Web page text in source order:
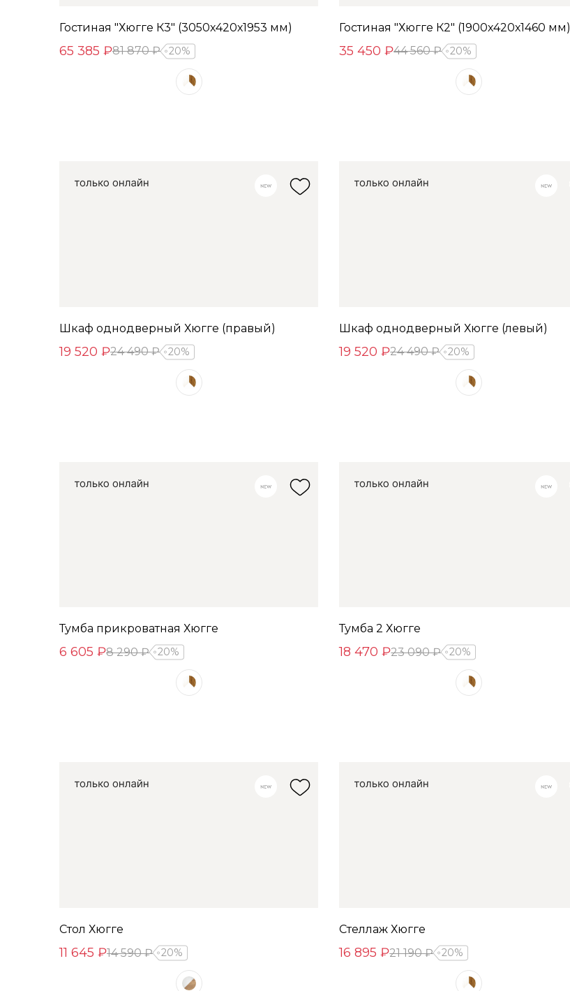
Гостиная "Хюгге К3" (3050х420х1953 мм)
65 385 ₽81 870 ₽ 20%
Гостиная "Хюгге К2" (1900х420х1460 мм)
35 450 ₽44 560 ₽ 20%
Шкаф однодверный Хюгге (правый)
19 520 ₽24 490 ₽ 20%
Шкаф однодверный Хюгге (левый)
19 520 ₽24 490 ₽ 20%
Тумба прикроватная Хюгге
6 605 ₽8 290 ₽ 20%
Тумба 2 Хюгге
18 470 ₽23 090 ₽ 20%
Стол Хюгге
11 645 ₽14 590 ₽ 20%
Стеллаж Хюгге
16 895 ₽21 190 ₽ 20%